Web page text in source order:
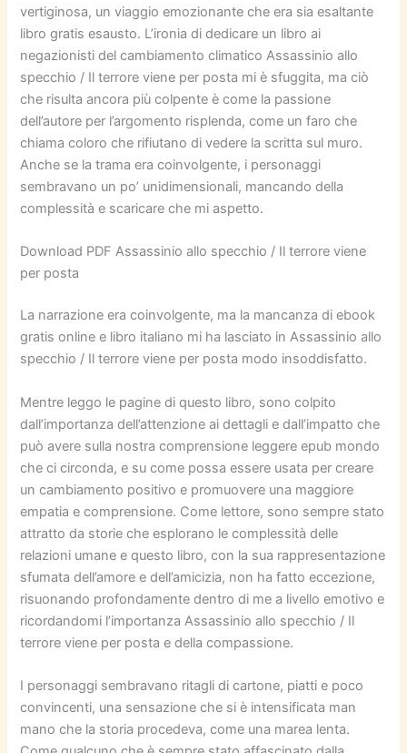
vertiginosa, un viaggio emozionante che era sia esaltante
libro gratis esausto. L’ironia di dedicare un libro ai
negazionisti del cambiamento climatico Assassinio allo
specchio / Il terrore viene per posta mi è sfuggita, ma ciò
che risulta ancora più colpente è come la passione
dell’autore per l’argomento risplenda, come un faro che
chiama coloro che rifiutano di vedere la scritta sul muro.
Anche se la trama era coinvolgente, i personaggi
sembravano un po’ unidimensionali, mancando della
complessità e scaricare che mi aspetto.
Download PDF Assassinio allo specchio / Il terrore viene
per posta
La narrazione era coinvolgente, ma la mancanza di ebook
gratis online e libro italiano mi ha lasciato in Assassinio allo
specchio / Il terrore viene per posta modo insoddisfatto.
Mentre leggo le pagine di questo libro, sono colpito
dall’importanza dell’attenzione ai dettagli e dall’impatto che
può avere sulla nostra comprensione leggere epub mondo
che ci circonda, e su come possa essere usata per creare
un cambiamento positivo e promuovere una maggiore
empatia e comprensione. Come lettore, sono sempre stato
attratto da storie che esplorano le complessità delle
relazioni umane e questo libro, con la sua rappresentazione
sfumata dell’amore e dell’amicizia, non ha fatto eccezione,
risuonando profondamente dentro di me a livello emotivo e
ricordandomi l’importanza Assassinio allo specchio / Il
terrore viene per posta e della compassione.
I personaggi sembravano ritagli di cartone, piatti e poco
convincenti, una sensazione che si è intensificata man
mano che la storia procedeva, come una marea lenta.